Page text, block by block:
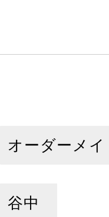
オーダーメ
谷中